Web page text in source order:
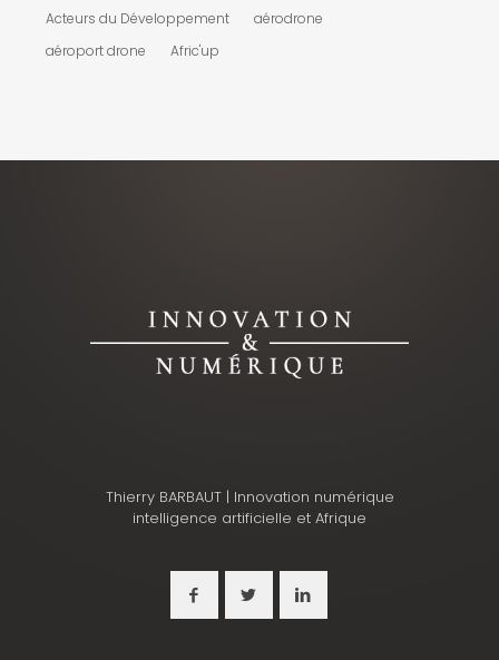
Acteurs du Développement
aérodrone
aéroport drone
Afric'up
Thierry BARBAUT | Innovation numérique
intelligence artificielle et Afrique